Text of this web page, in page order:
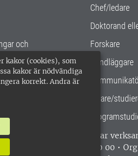
kakor (cookies), som
kakor är nödvändiga
korrekt. Andra är
och
verksamhetsstödet
Chef/ledare
Doktorand
Forskare
Handläggare
Lärare/
lantbruksuniversitet, har
•
Telefon: 018-67 10 00 •